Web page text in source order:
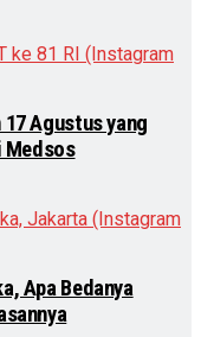
Agustus yang
Medsos
Apa Bedanya